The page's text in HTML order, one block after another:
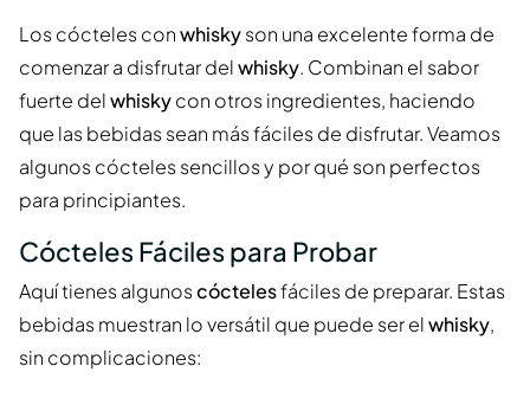
Los cócteles conwhiskyson una excelente forma de
comenzar a disfrutar delwhisky. Combinan el sabor
fuerte delwhiskycon otros ingredientes, haciendo
que las bebidas sean más fáciles de disfrutar. Veamos
algunos cócteles sencillos y por qué son perfectos
para principiantes.
Cócteles Fáciles para Probar
Aquí tienes algunoscóctelesfáciles de preparar. Estas
bebidas muestran lo versátil que puede ser elwhisky,
sin complicaciones: